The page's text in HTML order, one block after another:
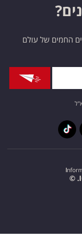
החמים של עולם
I